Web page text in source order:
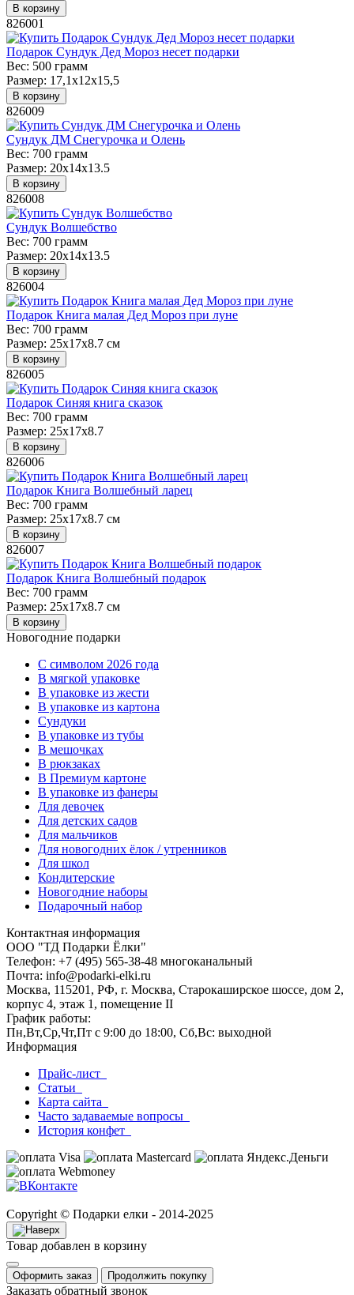
В корзину
826001
Подарок Сундук Дед Мороз несет подарки
Вес: 500 грамм
Размер: 17,1х12х15,5
В корзину
826009
Сундук ДМ Снегурочка и Олень
Вес: 700 грамм
Размер: 20х14х13.5
В корзину
826008
Сундук Волшебство
Вес: 700 грамм
Размер: 20х14х13.5
В корзину
826004
Подарок Книга малая Дед Мороз при луне
Вес: 700 грамм
Размер: 25x17x8.7 см
В корзину
826005
Подарок Синяя книга сказок
Вес: 700 грамм
Размер: 25x17x8.7
В корзину
826006
Подарок Книга Волшебный ларец
Вес: 700 грамм
Размер: 25x17x8.7 см
В корзину
826007
Подарок Книга Волшебный подарок
Вес: 700 грамм
Размер: 25x17x8.7 см
В корзину
Новогодние подарки
C символом 2026 года
В мягкой упаковке
В упаковке из жести
В упаковке из картона
Сундуки
В упаковке из тубы
В мешочках
В рюкзаках
В Премиум картоне
В упаковке из фанеры
Для девочек
Для детских садов
Для мальчиков
Для новогодних ёлок / утренников
Для школ
Кондитерские
Новогодние наборы
Подарочный набор
Контактная информация
ООО "ТД Подарки Ёлки"
Телефон: +7 (495) 565-38-48 многоканальный
Почта: info@podarki-elki.ru
Москва, 115201, РФ, г. Москва, Старокаширское шоссе, дом 2,
корпус 4, этаж 1, помещение II
График работы:
Пн,Вт,Ср,Чт,Пт с 9:00 до 18:00, Сб,Вс: выходной
Информация
Прайс-лист
Статьи
Карта сайта
Часто задаваемые вопросы
История конфет
Copyright © Подарки елки - 2014-2025
Товар добавлен в корзину
Оформить заказ Продолжить покупку
Заказать обратный звонок